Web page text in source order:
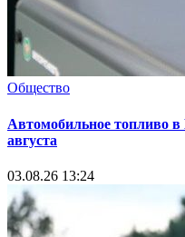
Общество
Автомобильное топливо в
августа
03.08.26 13:24